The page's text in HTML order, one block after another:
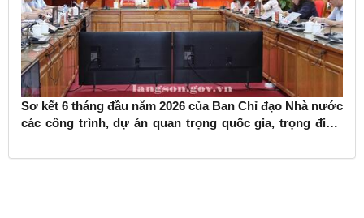
Sơ kết 6 tháng đầu năm 2026 của Ban Chỉ đạo Nhà nước
các công trình, dự án quan trọng quốc gia, trọng điểm